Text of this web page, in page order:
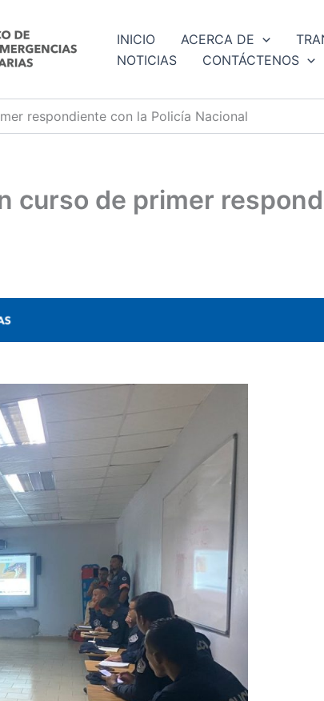
INICIO ACERCA DE
NOTICIAS
CONTÁCTENOS
respondiente con la Policía Nacional
curso de primer